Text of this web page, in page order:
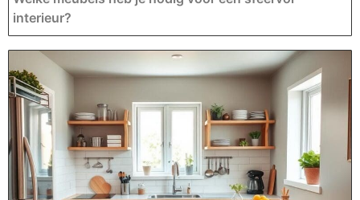
interieur?